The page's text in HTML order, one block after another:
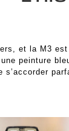
et la M3
peinture